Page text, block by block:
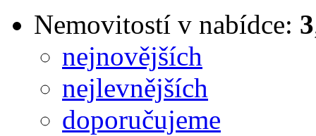
Nemovitostí v nabídce: 3
nejnovějších
nejlevnějších
doporučujeme